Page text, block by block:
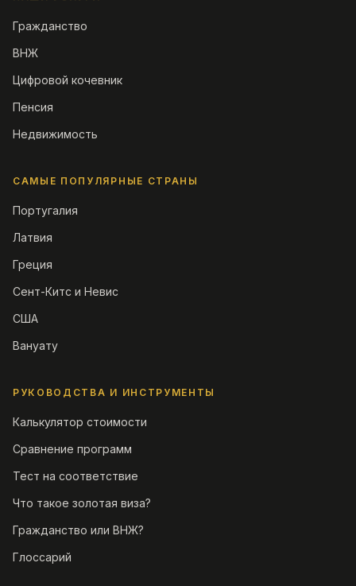
Гражданство
ВНЖ
Цифровой кочевник
Пенсия
Недвижимость
САМЫЕ ПОПУЛЯРНЫЕ СТРАНЫ
Португалия
Латвия
Греция
Сент-Китс и Невис
США
Вануату
РУКОВОДСТВА И ИНСТРУМЕНТЫ
Калькулятор стоимости
Сравнение программ
Тест на соответствие
Что такое золотая виза?
Гражданство или ВНЖ?
Глоссарий